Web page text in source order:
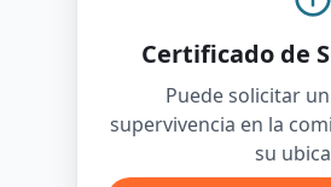
Certificado de
Puede solicitar
supervivencia en la
su